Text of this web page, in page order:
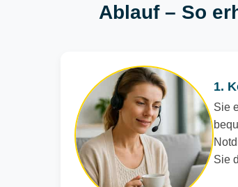
Ablauf – So
1.
Sie
Sie